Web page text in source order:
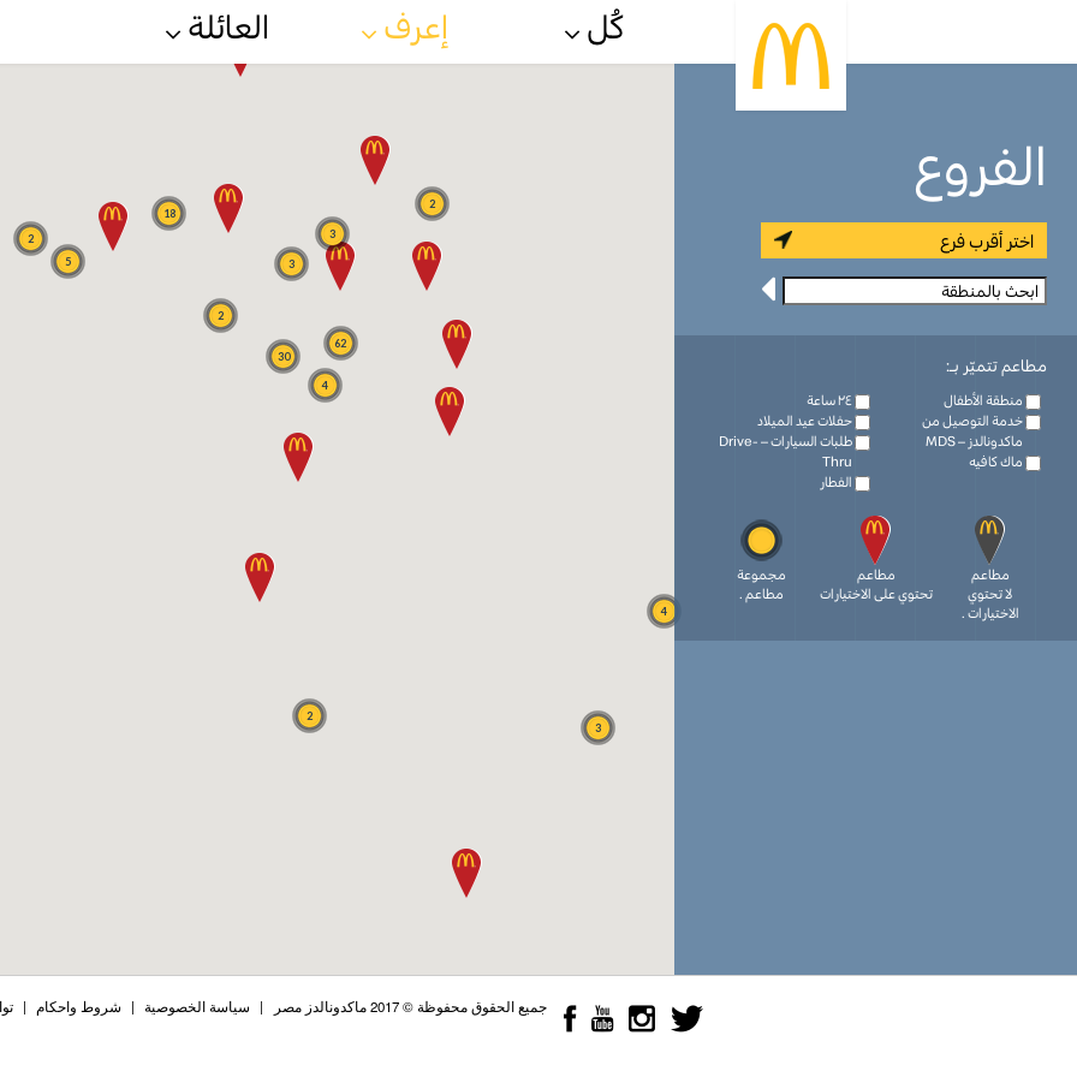
كُل إعرف العائلة
62
3
18
30
2
3
5
2
4
3
2
4
2
الفروع
اختر أقرب فرع
مطاعم تتميّر بـ:
٢٤ ساعة
حفلات عيد الميلاد
طلبات السيارات – Drive-
Thru
الفطار
منطقة الأطفال
خدمة التوصيل من
ماكدونالدز – MDS
ماك كافيه
مطاعم
لا تحتوي
الاختيارات .
مطاعم
تحتوي على الاختيارات
مجموعة
مطاعم .
جميع الحقوق محفوظة © 2017 ماكدونالدز مصر | سياسة الخصوصية | شروط واحكام |